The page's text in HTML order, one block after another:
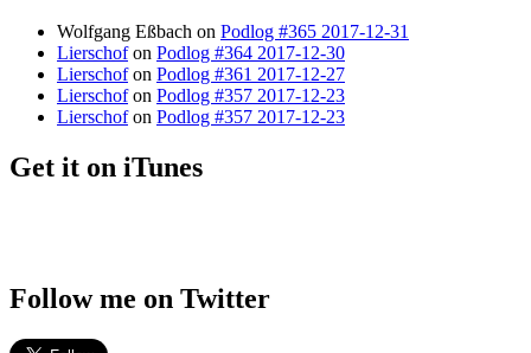
Wolfgang Eßbach on Podlog #365 2017-12-31
Lierschofon Podlog #364 2017-12-30
Lierschofon Podlog #361 2017-12-27
Lierschofon Podlog #357 2017-12-23
Lierschofon Podlog #357 2017-12-23
Get it on iTunes
Follow me on Twitter